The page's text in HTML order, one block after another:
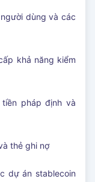
dùng và các
khả năng kiểm
pháp định và
thẻ ghi nợ
dự án stablecoin